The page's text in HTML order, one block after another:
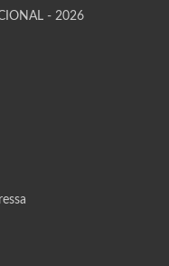
- 2026